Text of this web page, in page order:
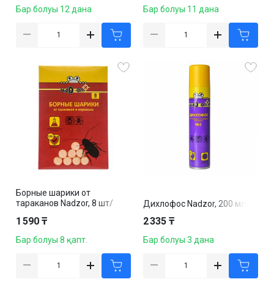
Бар болуы 12 дана Бар болуы 11 дана
Борные шарики от
тараканов Nadzor, 8 шт/
1 590 ₸
Бар болуы 8 қапт.
Дихлофос Nadzor, 200 мл
2 335 ₸
Бар болуы 3 дана